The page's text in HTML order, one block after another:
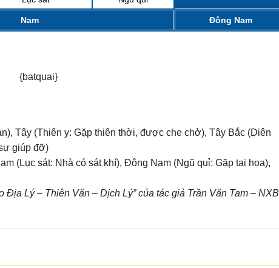
Nam Đông Nam
{batquai}
Tây (Thiên y: Gặp thiên thời, được che chở), Tây Bắc (Diên
giúp đỡ)
(Lục sát: Nhà có sát khí), Đông Nam (Ngũ quỉ: Gặp tai họa),
Lý – Thiên Văn – Dịch Lý” của tác giả Trần Văn Tam – NXB